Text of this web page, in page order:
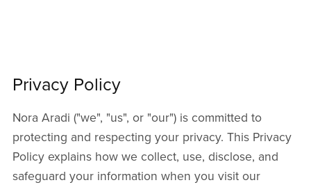
Privacy Policy
Nora Aradi ("we", "us", or "our") is committed to
protecting and respecting your privacy. This Privacy
Policy explains how we collect, use, disclose, and
safeguard your information when you visit our